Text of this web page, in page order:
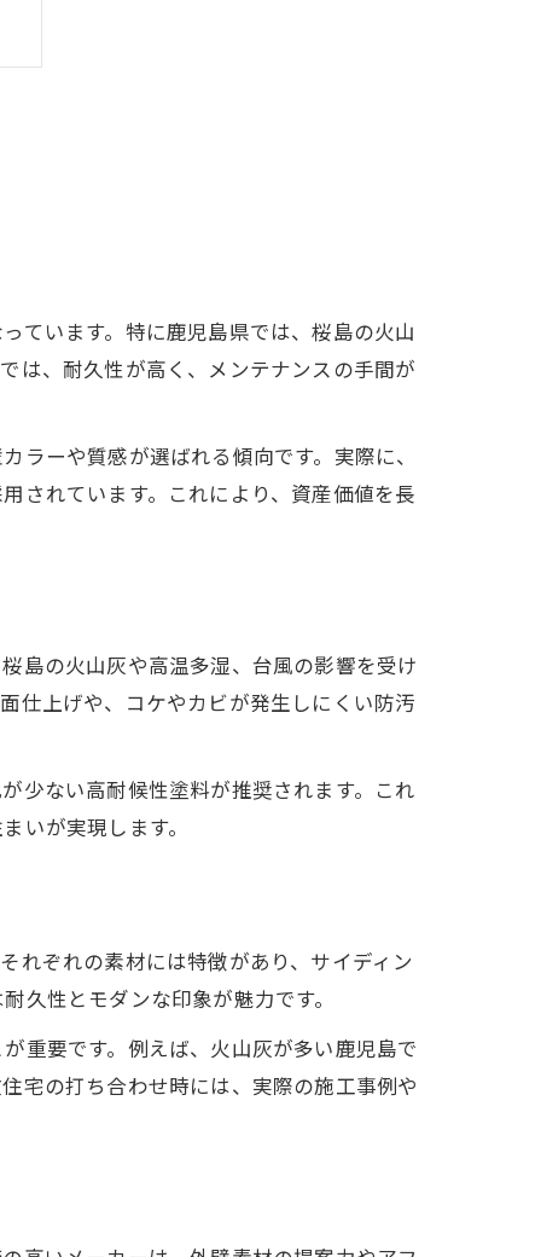
ています。特に鹿児島県では、桜島の火山
は、耐久性が高く、メンテナンスの手間が
ーや質感が選ばれる傾向です。実際に、
されています。これにより、資産価値を長
島の火山灰や高温多湿、台風の影響を受け
仕上げや、コケやカビが発生しにくい防汚
少ない高耐候性塗料が推奨されます。これ
いが実現します。
れぞれの素材には特徴があり、サイディン
久性とモダンな印象が魅力です。
重要です。例えば、火山灰が多い鹿児島で
宅の打ち合わせ時には、実際の施工事例や